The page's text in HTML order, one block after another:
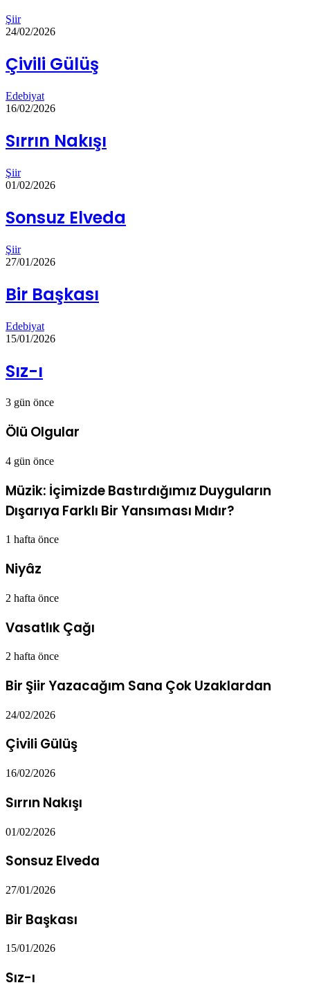
Şiir
24/02/2026
Çivili Gülüş
Edebiyat
16/02/2026
Sırrın Nakışı
Şiir
01/02/2026
Sonsuz Elveda
Şiir
27/01/2026
Bir Başkası
Edebiyat
15/01/2026
Sız-ı
3 gün önce
Ölü Olgular
4 gün önce
Müzik: İçimizde Bastırdığımız Duyguların
Dışarıya Farklı Bir Yansıması Mıdır?
1 hafta önce
Niyâz
2 hafta önce
Vasatlık Çağı
2 hafta önce
Bir Şiir Yazacağım Sana Çok Uzaklardan
24/02/2026
Çivili Gülüş
16/02/2026
Sırrın Nakışı
01/02/2026
Sonsuz Elveda
27/01/2026
Bir Başkası
15/01/2026
Sız-ı